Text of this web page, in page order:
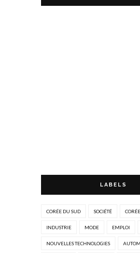
LABELS
CORÉE DU SUD SOCIÉTÉ
INDUSTRIE MODE EMPLOI
NOUVELLES TECHNOLOGIES